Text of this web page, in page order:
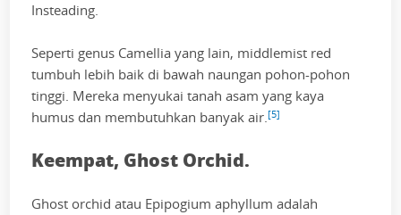
Insteading.
Seperti genus Camellia yang lain, middlemist red
tumbuh lebih baik di bawah naungan pohon-pohon
tinggi. Mereka menyukai tanah asam yang kaya
humus dan membutuhkan banyak air.[5]
Keempat, Ghost Orchid.
Ghost orchid atau Epipogium aphyllum adalah